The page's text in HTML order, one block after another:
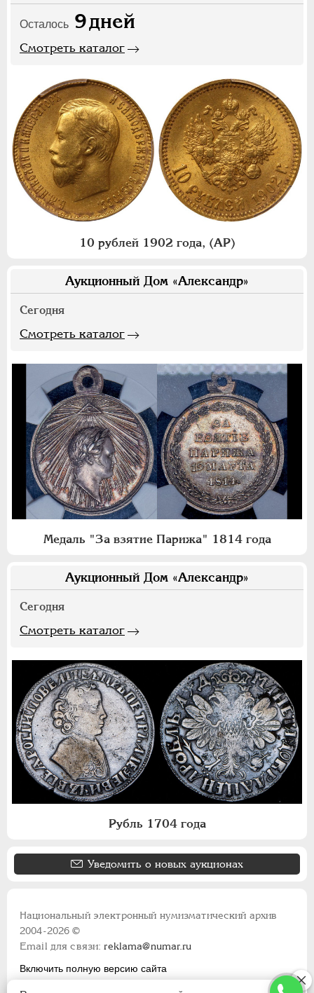
Осталось 9дней
Смотреть каталог
10 рублей 1902 года, (АР)
Аукционный Дом «Александр»
Сегодня
Смотреть каталог
Медаль "За взятие Парижа" 1814 года
Аукционный Дом «Александр»
Сегодня
Смотреть каталог
Рубль 1704 года
Уведомить о новых аукционах
Национальный электронный нумизматический архив
2004-2026 ©
Email для связи:reklama@numar.ru
Включить полную версию сайта